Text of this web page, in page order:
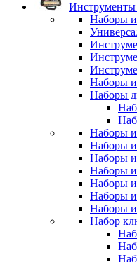
Инструменты
Наборы
Наборы
Наборы
Наборы
Наборы
Наборы
Наборы
Наборы
Наборы
Наборы
Набор